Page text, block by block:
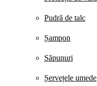
Pudră de talc
Șampon
Săpunuri
Șervețele umede